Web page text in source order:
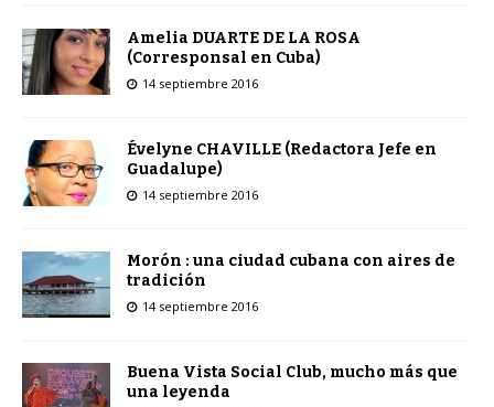
Amelia DUARTE DE LA ROSA
(Corresponsal en Cuba)
14 septiembre 2016
Évelyne CHAVILLE (Redactora Jefe en
Guadalupe)
14 septiembre 2016
Morón : una ciudad cubana con aires de
tradición
14 septiembre 2016
Buena Vista Social Club, mucho más que
una leyenda